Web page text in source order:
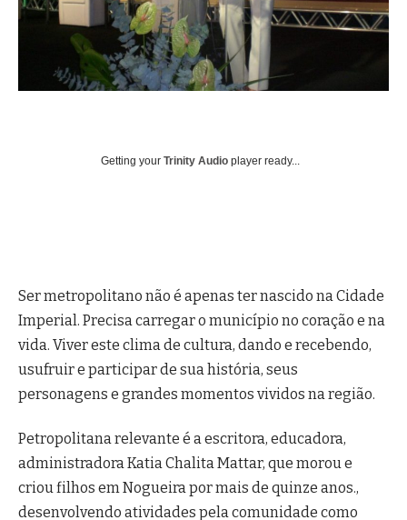
Getting your Trinity Audio player ready...
Ser metropolitano não é apenas ter nascido na Cidade
Imperial. Precisa carregar o município no coração e na
vida. Viver este clima de cultura, dando e recebendo,
usufruir e participar de sua história, seus
personagens e grandes momentos vividos na região.
Petropolitana relevante é a escritora, educadora,
administradora Katia Chalita Mattar, que morou e
criou filhos em Nogueira por mais de quinze anos.,
desenvolvendo atividades pela comunidade como